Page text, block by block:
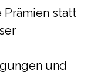
Prämien statt
und